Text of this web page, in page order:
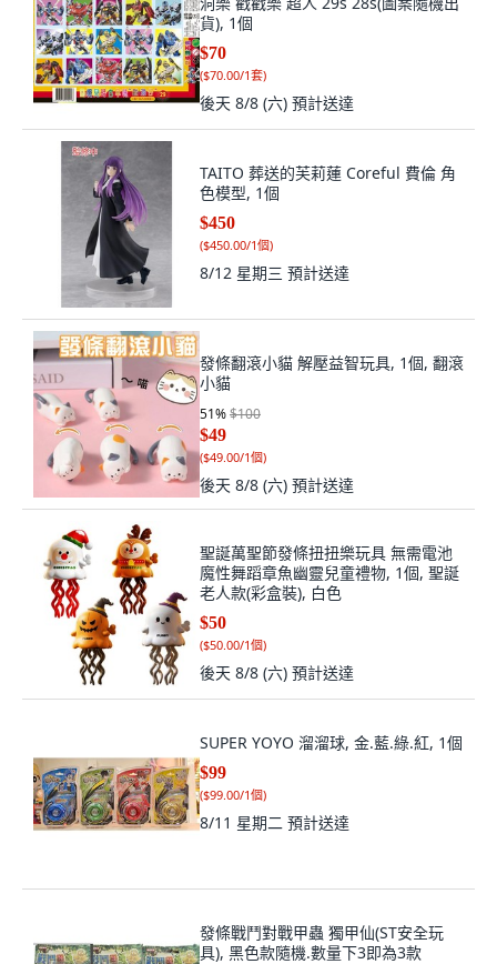
貨), 1個
$70
($70.00/1套)
後天 8/8 (六) 預計送達
TAITO 葬送的芙莉蓮 Coreful 費倫 角
色模型, 1個
$450
($450.00/1個)
8/12 星期三 預計送達
發條翻滾小貓 解壓益智玩具, 1個, 翻滾
小貓
51%$100
$49
($49.00/1個)
後天 8/8 (六) 預計送達
聖誕萬聖節發條扭扭樂玩具 無需電池
魔性舞蹈章魚幽靈兒童禮物, 1個, 聖誕
老人款(彩盒裝), 白色
$50
($50.00/1個)
後天 8/8 (六) 預計送達
SUPER YOYO 溜溜球, 金.藍.綠.紅, 1個
$99
($99.00/1個)
8/11 星期二 預計送達
發條戰鬥對戰甲蟲 獨甲仙(ST安全玩
具), 黑色款隨機.數量下3即為3款